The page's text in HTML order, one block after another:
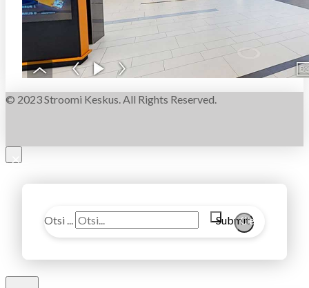
© 2023 Stroomi Keskus. All Rights Reserved.
×
Otsi ... Submit
Clear